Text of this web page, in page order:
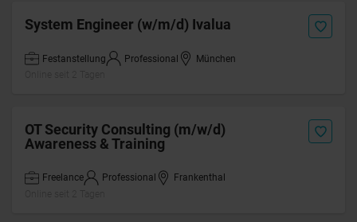
System Engineer (w/m/d) Ivalua
Festanstellung Professional
München
OT Security Consulting (m/w/d)
Awareness & Training
Freelance Professional
Frankenthal